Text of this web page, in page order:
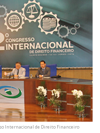
Internacional de Direito Financeiro